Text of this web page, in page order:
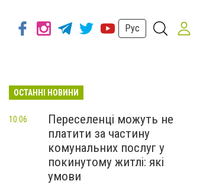
Рус
ОСТАННІ НОВИНИ
Переселенці можуть не
платити за частину
комунальних послуг у
покинутому житлі: які
умови
10:06